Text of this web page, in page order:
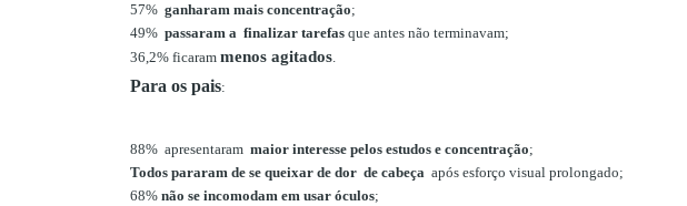
57% ganharam mais concentração;
49% passaram a finalizar tarefas que antes não terminavam;
36,2% ficaram menos agitados.
Para os pais:
88% apresentaram maior interesse pelos estudos e concentração;
Todos pararam de se queixar de dor de cabeça após esforço visual prolongado;
68% não se incomodam em usar óculos;